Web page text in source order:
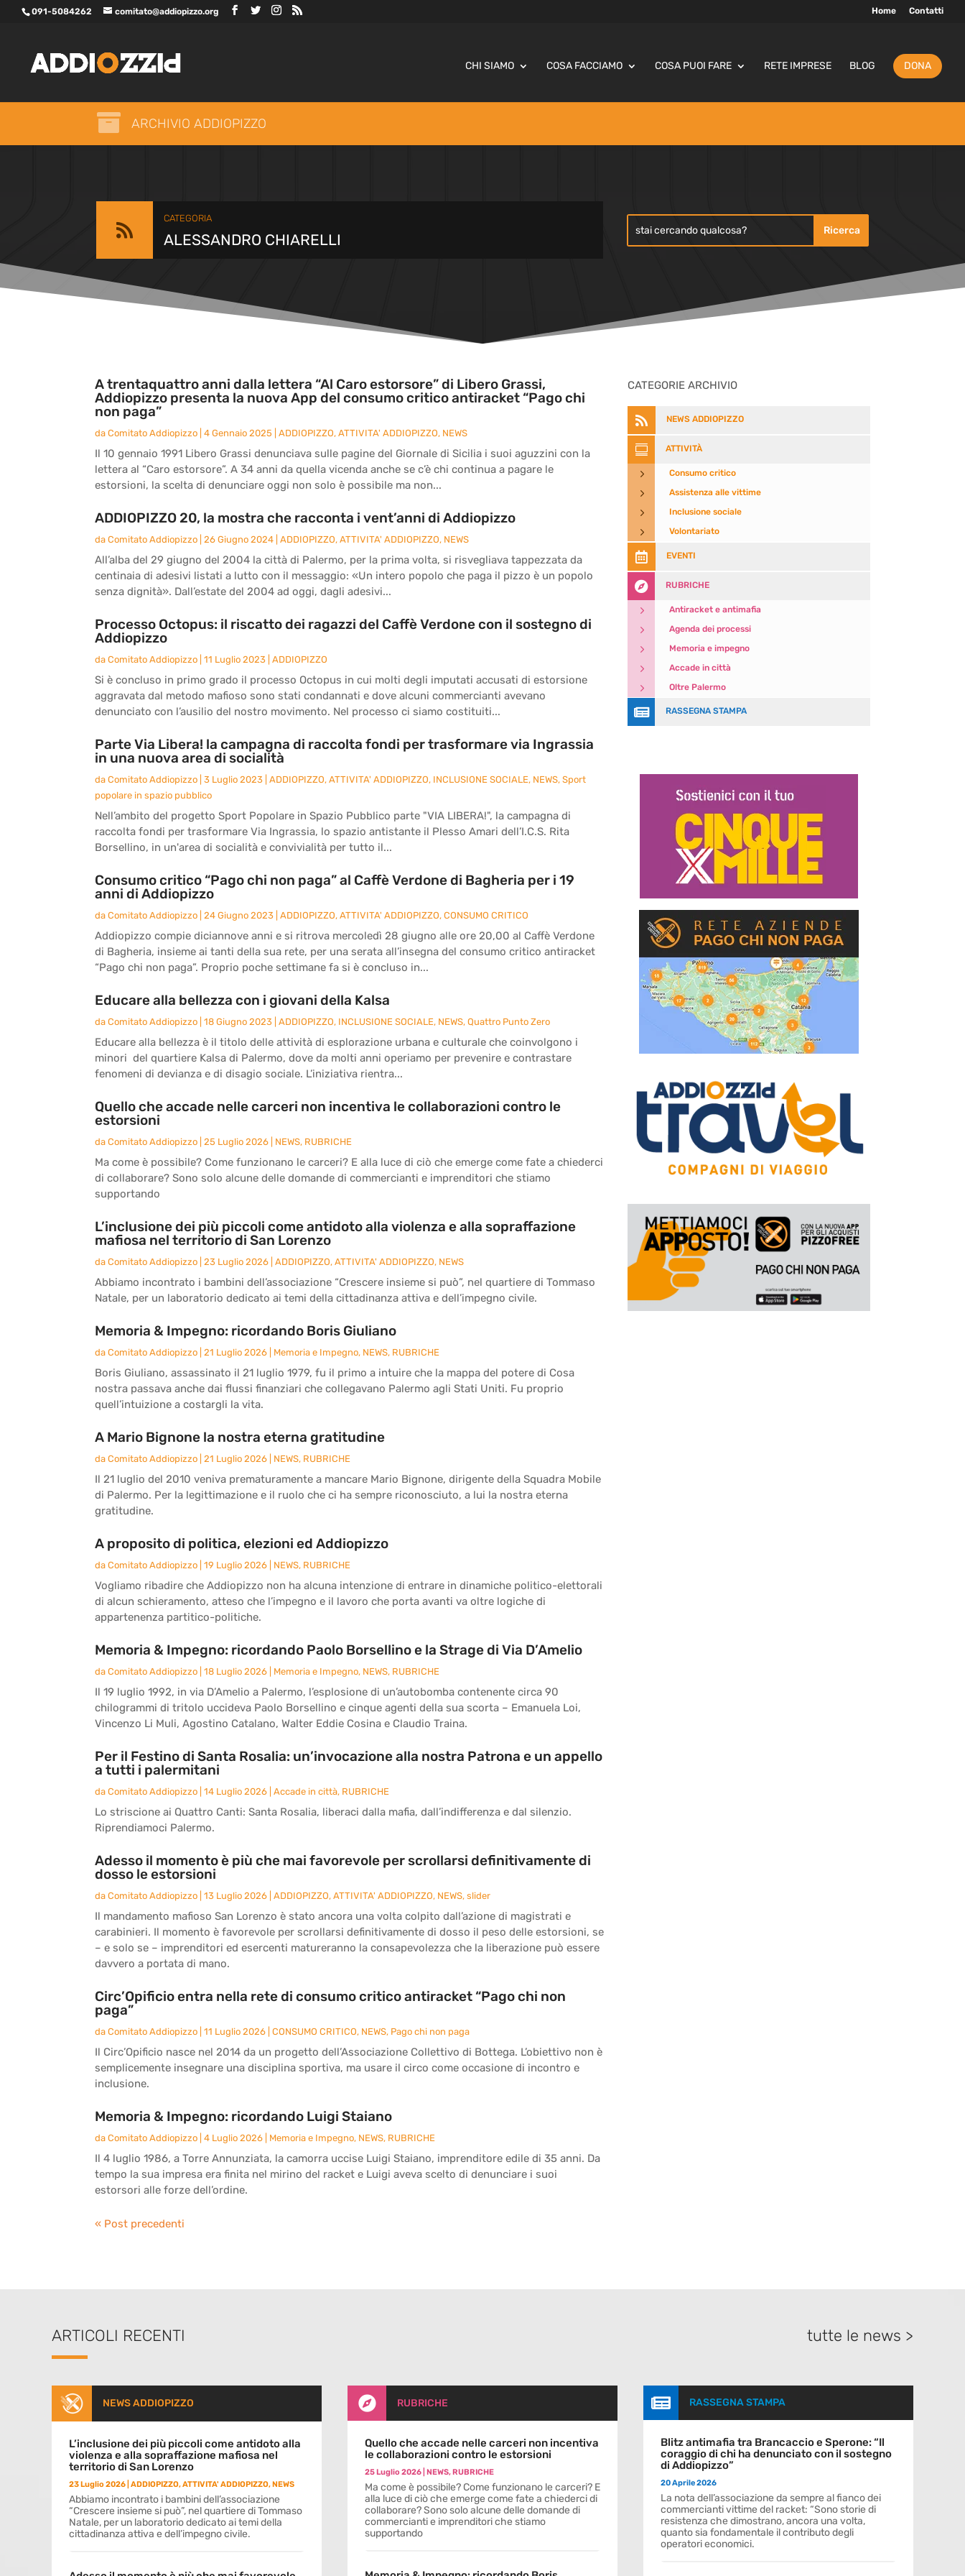
091-5084262 comitato@addiopizzo.org Home Contatti
CHI SIAMO COSA FACCIAMO COSA PUOI FARE RETE IMPRESE BLOG DONA
 ARCHIVIO ADDIOPIZZO

CATEGORIA
ALESSANDRO CHIARELLI
A trentaquattro anni dalla lettera “Al Caro estorsore” di Libero Grassi,
Addiopizzo presenta la nuova App del consumo critico antiracket “Pago chi
non paga”
da Comitato Addiopizzo 4 Gennaio 2025 ADDIOPIZZO, ATTIVITA' ADDIOPIZZO, NEWS
Il 10 gennaio 1991 Libero Grassi denunciava sulle pagine del Giornale di Sicilia i suoi aguzzini con la
lettera al “Caro estorsore”. A 34 anni da quella vicenda anche se c’è chi continua a pagare le
estorsioni, la scelta di denunciare oggi non solo è possibile ma non...
ADDIOPIZZO 20, la mostra che racconta i vent’anni di Addiopizzo
da Comitato Addiopizzo 26 Giugno 2024 ADDIOPIZZO, ATTIVITA' ADDIOPIZZO, NEWS
All’alba del 29 giugno del 2004 la città di Palermo, per la prima volta, si risvegliava tappezzata da
centinaia di adesivi listati a lutto con il messaggio: «Un intero popolo che paga il pizzo è un popolo
senza dignità». Dall’estate del 2004 ad oggi, dagli adesivi...
Processo Octopus: il riscatto dei ragazzi del Caffè Verdone con il sostegno di
Addiopizzo
da Comitato Addiopizzo 11 Luglio 2023 ADDIOPIZZO
Si è concluso in primo grado il processo Octopus in cui molti degli imputati accusati di estorsione
aggravata dal metodo mafioso sono stati condannati e dove alcuni commercianti avevano
denunciato con l’ausilio del nostro movimento. Nel processo ci siamo costituiti...
Parte Via Libera! la campagna di raccolta fondi per trasformare via Ingrassia
in una nuova area di socialità
da Comitato Addiopizzo 3 Luglio 2023 ADDIOPIZZO, ATTIVITA' ADDIOPIZZO, INCLUSIONE SOCIALE, NEWS, Sport
popolare in spazio pubblico
Nell’ambito del progetto Sport Popolare in Spazio Pubblico parte "VIA LIBERA!", la campagna di
raccolta fondi per trasformare Via Ingrassia, lo spazio antistante il Plesso Amari dell’I.C.S. Rita
Borsellino, in un'area di socialità e convivialità per tutto il...
Consumo critico “Pago chi non paga” al Caffè Verdone di Bagheria per i 19
anni di Addiopizzo
da Comitato Addiopizzo 24 Giugno 2023 ADDIOPIZZO, ATTIVITA' ADDIOPIZZO, CONSUMO CRITICO
Addiopizzo compie diciannove anni e si ritrova mercoledì 28 giugno alle ore 20,00 al Caffè Verdone
di Bagheria, insieme ai tanti della sua rete, per una serata all’insegna del consumo critico antiracket
“Pago chi non paga”. Proprio poche settimane fa si è concluso in...
Educare alla bellezza con i giovani della Kalsa
da Comitato Addiopizzo 18 Giugno 2023 ADDIOPIZZO, INCLUSIONE SOCIALE, NEWS, Quattro Punto Zero
Educare alla bellezza è il titolo delle attività di esplorazione urbana e culturale che coinvolgono i
minori del quartiere Kalsa di Palermo, dove da molti anni operiamo per prevenire e contrastare
fenomeni di devianza e di disagio sociale. L’iniziativa rientra...
Quello che accade nelle carceri non incentiva le collaborazioni contro le
estorsioni
da Comitato Addiopizzo 25 Luglio 2026 NEWS, RUBRICHE
Ma come è possibile? Come funzionano le carceri? E alla luce di ciò che emerge come fate a chiederci
di collaborare? Sono solo alcune delle domande di commercianti e imprenditori che stiamo
supportando
L’inclusione dei più piccoli come antidoto alla violenza e alla sopraffazione
mafiosa nel territorio di San Lorenzo
da Comitato Addiopizzo 23 Luglio 2026 ADDIOPIZZO, ATTIVITA' ADDIOPIZZO, NEWS
Abbiamo incontrato i bambini dell’associazione “Crescere insieme si può”, nel quartiere di Tommaso
Natale, per un laboratorio dedicato ai temi della cittadinanza attiva e dell’impegno civile.
Memoria & Impegno: ricordando Boris Giuliano
da Comitato Addiopizzo 21 Luglio 2026 Memoria e Impegno, NEWS, RUBRICHE
Boris Giuliano, assassinato il 21 luglio 1979, fu il primo a intuire che la mappa del potere di Cosa
nostra passava anche dai flussi finanziari che collegavano Palermo agli Stati Uniti. Fu proprio
quell’intuizione a costargli la vita.
A Mario Bignone la nostra eterna gratitudine
da Comitato Addiopizzo 21 Luglio 2026 NEWS, RUBRICHE
Il 21 luglio del 2010 veniva prematuramente a mancare Mario Bignone, dirigente della Squadra Mobile
di Palermo. Per la legittimazione e il ruolo che ci ha sempre riconosciuto, a lui la nostra eterna
gratitudine.
A proposito di politica, elezioni ed Addiopizzo
da Comitato Addiopizzo 19 Luglio 2026 NEWS, RUBRICHE
Vogliamo ribadire che Addiopizzo non ha alcuna intenzione di entrare in dinamiche politico-elettorali
di alcun schieramento, atteso che l’impegno e il lavoro che porta avanti va oltre logiche di
appartenenza partitico-politiche.
Memoria & Impegno: ricordando Paolo Borsellino e la Strage di Via D’Amelio
da Comitato Addiopizzo 18 Luglio 2026 Memoria e Impegno, NEWS, RUBRICHE
Il 19 luglio 1992, in via D’Amelio a Palermo, l’esplosione di un’autobomba contenente circa 90
chilogrammi di tritolo uccideva Paolo Borsellino e cinque agenti della sua scorta – Emanuela Loi,
Vincenzo Li Muli, Agostino Catalano, Walter Eddie Cosina e Claudio Traina.
Per il Festino di Santa Rosalia: un’invocazione alla nostra Patrona e un appello
a tutti i palermitani
da Comitato Addiopizzo 14 Luglio 2026 Accade in città, RUBRICHE
Lo striscione ai Quattro Canti: Santa Rosalia, liberaci dalla mafia, dall’indifferenza e dal silenzio.
Riprendiamoci Palermo.
Adesso il momento è più che mai favorevole per scrollarsi definitivamente di
dosso le estorsioni
da Comitato Addiopizzo 13 Luglio 2026 ADDIOPIZZO, ATTIVITA' ADDIOPIZZO, NEWS, slider
Il mandamento mafioso San Lorenzo è stato ancora una volta colpito dall’azione di magistrati e
carabinieri. Il momento è favorevole per scrollarsi definitivamente di dosso il peso delle estorsioni, se
– e solo se – imprenditori ed esercenti matureranno la consapevolezza che la liberazione può essere
davvero a portata di mano.
Circ’Opificio entra nella rete di consumo critico antiracket “Pago chi non
paga”
da Comitato Addiopizzo 11 Luglio 2026 CONSUMO CRITICO, NEWS, Pago chi non paga
Il Circ’Opificio nasce nel 2014 da un progetto dell’Associazione Collettivo di Bottega. L’obiettivo non è
semplicemente insegnare una disciplina sportiva, ma usare il circo come occasione di incontro e
inclusione.
Memoria & Impegno: ricordando Luigi Staiano
da Comitato Addiopizzo 4 Luglio 2026 Memoria e Impegno, NEWS, RUBRICHE
Il 4 luglio 1986, a Torre Annunziata, la camorra uccise Luigi Staiano, imprenditore edile di 35 anni. Da
tempo la sua impresa era finita nel mirino del racket e Luigi aveva scelto di denunciare i suoi
estorsori alle forze dell’ordine.
« Post precedenti
CATEGORIE ARCHIVIO
 NEWS ADDIOPIZZO
 ATTIVITÀ
5 Consumo critico
5 Assistenza alle vittime
5 Inclusione sociale
5 Volontariato
 EVENTI
 RUBRICHE
5 Antiracket e antimafia
5 Agenda dei processi
5 Memoria e impegno
5 Accade in città
5 Oltre Palermo
 RASSEGNA STAMPA
ARTICOLI RECENTI tutte le news >
NEWS ADDIOPIZZO
L’inclusione dei più piccoli come antidoto alla
violenza e alla sopraffazione mafiosa nel
territorio di San Lorenzo
23 Luglio 2026 ADDIOPIZZO,ATTIVITA' ADDIOPIZZO, NEWS
Abbiamo incontrato i bambini dell’associazione
“Crescere insieme si può”, nel quartiere di Tommaso
Natale, per un laboratorio dedicato ai temi della
cittadinanza attiva e dell’impegno civile.
 RUBRICHE
Quello che accade nelle carceri non incentiva
le collaborazioni contro le estorsioni
25 Luglio 2026| NEWS, RUBRICHE
Ma come è possibile? Come funzionano le carceri? E
alla luce di ciò che emerge come fate a chiederci di
collaborare? Sono solo alcune delle domande di
commercianti e imprenditori che stiamo
supportando
 RASSEGNA STAMPA
Blitz antimafia tra Brancaccio e Sperone: “Il
coraggio di chi ha denunciato con il sostegno
di Addiopizzo”
20 Aprile 2026
La nota dell’associazione da sempre al fianco dei
commercianti vittime del racket: “Sono storie di
resistenza che dimostrano, ancora una volta,
quanto sia fondamentale il contributo degli
operatori economici.